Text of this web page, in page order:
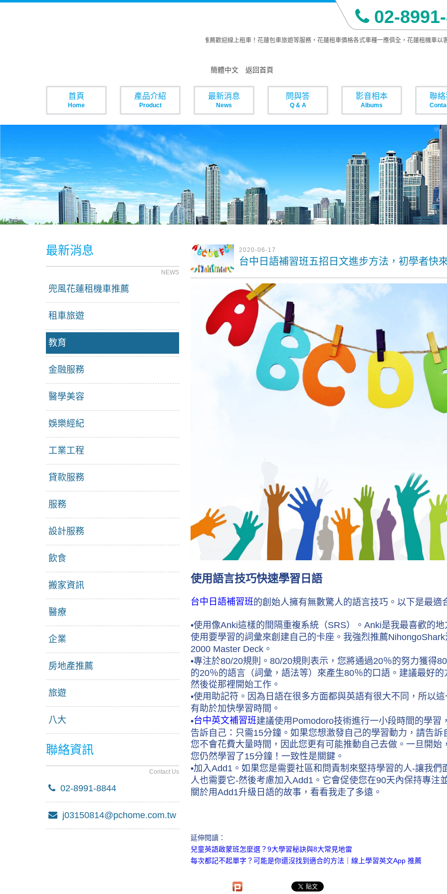
02-
花蓮租機車推薦歡迎線上租車！花蓮包車旅遊等服務，花蓮租車價格各式車種一應俱全，花蓮租機車
簡體中文 返回首頁
首頁
Home
產品介紹
Product
最新消息
News
問與答
Q & A
影音相本
Albums
聯
最新消息
NEWS
兜風花蓮租機車推薦
租車旅遊
教育
金融服務
醫學美容
娛樂經紀
工業工程
貸款服務
服務
設計服務
飲食
搬家資訊
醫療
企業
房地產推薦
旅遊
八大
聯絡資訊
Contact Us
02-8991-8844
j03150814@pchome.com.tw
2020-06-17
台中日語補習班五招日文進步方法，初學者快
使用語言技巧快速學習日語
台中日語補習班的創始人擁有無數驚人的語言技巧。以下是最適
•使用像Anki這樣的間隔重複系統（SRS）。Anki是我最喜歡的
使用要學習的詞彙來創建自己的卡座。我強烈推薦
2000 Master Deck。
•專注於80/20規則。80/20規則表示，您將通過20％的努力獲得
的20％的語言（詞彙，語法等）來產生80％的口語。 建議最好
然後從那裡開始工作。
•使用助記符。因為日語在很多方面都與英語有很大不同，所以
有助於加快學習時間。
•台中英文補習班建議使用Pomodoro技術進行一小段時間的學習
告訴自己：只需15分鐘。如果您想激發自己的學習動力，請告訴
您不會花費大量時間，因此您更有可能推動自己去做。一旦開
您仍然學習了15分鐘！一致性是關鍵。
•加入Add1。如果您是需要社區和問責制來堅持學習的人-讓我
人也需要它-然後考慮加入Add1。它會促使您在90天內保持專注
關於用Add1升級日語的故事，看看我走了多遠。
延伸閱讀：
兒童英語啟蒙班怎麼選？9大學習秘訣與8大常見地雷
每次都記不起單字？可能是你還沒找到適合的方法｜線上學習英文App 推薦